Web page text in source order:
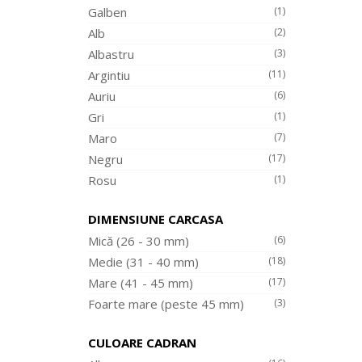
Galben
(1)
Alb (2)
Albastru (3)
Argintiu (11)
Auriu (6)
Gri (1)
Maro (7)
Negru (17)
Rosu (1)
DIMENSIUNE CARCASA
Mică (26 - 30 mm)
(6)
Medie (31 - 40 mm) (18)
Mare (41 - 45 mm) (17)
Foarte mare (peste 45 mm) (3)
CULOARE CADRAN